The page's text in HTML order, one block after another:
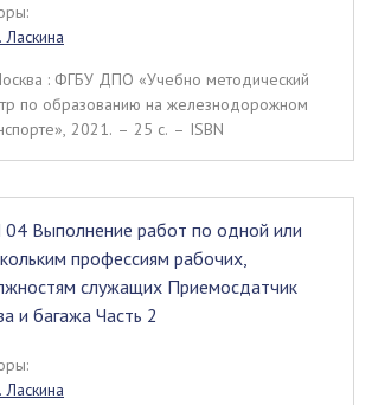
: ФГБУ ДПО «Учебно методический
по образованию на железнодорожном
2021. – 25 c. – ISBN
Выполнение работ по одной или
профессиям рабочих,
служащих Приемосдатчик
и багажа Часть 2